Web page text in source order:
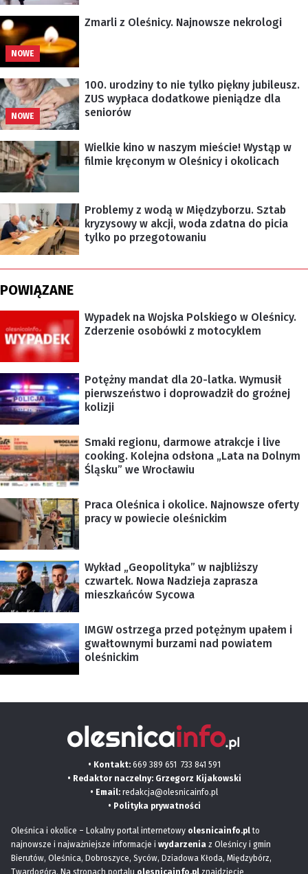
NOWE
Zmarli z Oleśnicy. Najnowsze nekrologi
NOWE
100. urodziny to nie tylko piękny jubileusz.
ZUS wypłaca dodatkowe pieniądze dla
seniorów
Wielkie kino w naszym mieście! Wystąp w
filmie kręconym w Oleśnicy i okolicach
Problemy z wodą w Międzyborzu. Sztab
kryzysowy w akcji, woda zdatna do picia
tylko po przegotowaniu
POWIĄZANE
Wypadek na Wojska Polskiego w Oleśnicy.
Zderzenie osobówki z motocyklem
Potężny mandat dla 20-latka. Wymusił
pierwszeństwo i doprowadził do groźnej
kolizji
Smaki regionu, darmowe atrakcje i live
cooking. Kolejna odsłona „Lata na Dolnym
Śląsku” we Wrocławiu
Praca Oleśnica i okolice. Najnowsze oferty
pracy w powiecie oleśnickim
Wykład „Geopolityka” w najbliższy
czwartek. Nowa Nadzieja zaprasza
mieszkańców Sycowa
IMGW ostrzega przed potężnym upałem i
gwałtownymi burzami nad powiatem
oleśnickim
• Kontakt: 669 389 651 733 841 591
• Redaktor naczelny: Grzegorz Kijakowski
• Email: redakcja@olesnicainfo.pl
• Polityka prywatności
Oleśnica i okolice – Lokalny portal internetowy olesnicainfo.plto
najnowsze i najważniejsze informacje i wydarzenia z Oleśnicy i gmin
Bierutów, Oleśnica, Dobroszyce, Syców, Dziadowa Kłoda, Międzybórz,
Twardogóra. Na stronach portalu olesnicainfo.pl znajdziecie